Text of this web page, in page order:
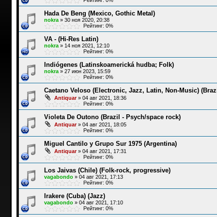
Hada De Beng (Mexico, Gothic Metal)
nokra» 30 ноя 2020, 20:38
Рейтинг: 0%
VA - (Hi-Res Latin)
nokra» 14 ноя 2021, 12:10
Рейтинг: 0%
Indiógenes (Latinskoamerická hudba; Folk)
nokra» 27 июн 2023, 15:59
Рейтинг: 0%
Caetano Veloso (Electronic, Jazz, Latin, Non-Music)
Antiquar» 04 авг 2021, 18:36
Рейтинг: 0%
Violeta De Outono (Brazil - Psych/space rock)
Antiquar» 04 авг 2021, 18:05
Рейтинг: 0%
Miguel Cantilo y Grupo Sur 1975 (Argentina)
Antiquar» 04 авг 2021, 17:31
Рейтинг: 0%
Los Jaivas (Chile) (Folk-rock, progressive)
vagabondo» 04 авг 2021, 17:13
Рейтинг: 0%
Irakere (Cuba) (Jazz)
vagabondo» 04 авг 2021, 17:10
Рейтинг: 0%